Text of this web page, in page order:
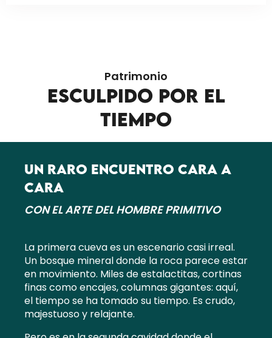
Patrimonio
ESCULPIDO POR EL
TIEMPO
UN RARO ENCUENTRO CARA A
CARA
CON EL ARTE DEL HOMBRE PRIMITIVO
La primera cueva es un escenario casi irreal.
Un bosque mineral donde la roca parece estar
en movimiento. Miles de estalactitas, cortinas
finas como encajes, columnas gigantes: aquí,
el tiempo se ha tomado su tiempo. Es crudo,
majestuoso y relajante.